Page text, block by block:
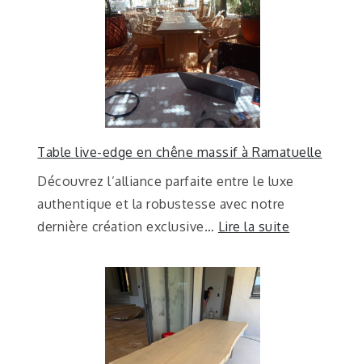
Table live-edge en chêne massif à Ramatuelle
Découvrez l’alliance parfaite entre le luxe
authentique et la robustesse avec notre
dernière création exclusive… Lire la suite